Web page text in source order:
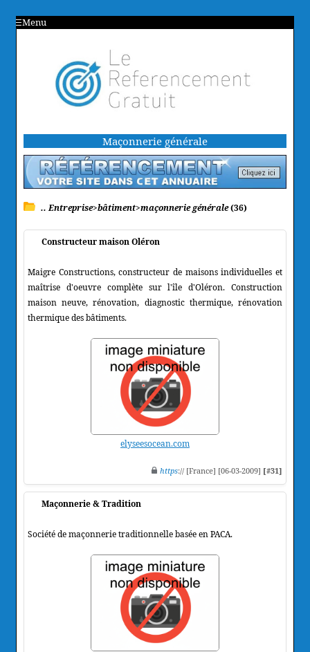
Menu
Maçonnerie générale
.. Entreprise>bâtiment>maçonnerie générale(36)
Constructeur maison Oléron
Maigre Constructions, constructeur de maisons individuelles et
maîtrise d'oeuvre complète sur l'île d'Oléron. Construction
maison neuve, rénovation, diagnostic thermique, rénovation
thermique des bâtiments.
elyseesocean.com
https:// [France] [06-03-2009] [#31]
Maçonnerie & Tradition
Société de maçonnerie traditionnelle basée en PACA.